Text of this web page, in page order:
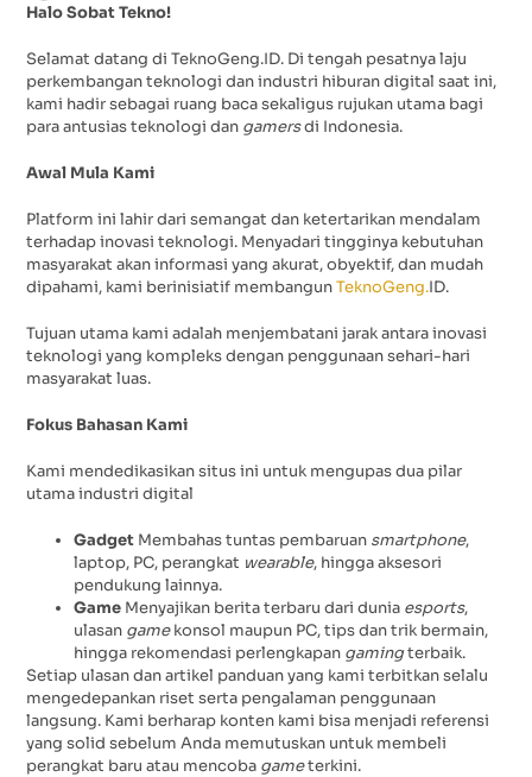
Halo Sobat Tekno!
Selamat datang di TeknoGeng.ID. Di tengah pesatnya laju
perkembangan teknologi dan industri hiburan digital saat ini,
kami hadir sebagai ruang baca sekaligus rujukan utama bagi
para antusias teknologi dan gamersdi Indonesia.
Awal Mula Kami
Platform ini lahir dari semangat dan ketertarikan mendalam
terhadap inovasi teknologi. Menyadari tingginya kebutuhan
masyarakat akan informasi yang akurat, obyektif, dan mudah
dipahami, kami berinisiatif membangunTeknoGeng.ID.
Tujuan utama kami adalah menjembatani jarak antara inovasi
teknologi yang kompleks dengan penggunaan sehari-hari
masyarakat luas.
Fokus Bahasan Kami
Kami mendedikasikan situs ini untuk mengupas dua pilar
utama industri digital
Gadget Membahas tuntas pembaruan smartphone,
laptop, PC, perangkat wearable, hingga aksesori
pendukung lainnya.
Game Menyajikan berita terbaru dari dunia esports,
ulasan gamekonsol maupun PC, tips dan trik bermain,
hingga rekomendasi perlengkapan gamingterbaik.
Setiap ulasan dan artikel panduan yang kami terbitkan selalu
mengedepankan riset serta pengalaman penggunaan
langsung. Kami berharap konten kami bisa menjadi referensi
yang solid sebelum Anda memutuskan untuk membeli
perangkat baru atau mencoba gameterkini.